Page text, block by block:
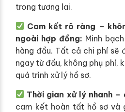
trong tương lai.
Cam kết rõ ràng –
ngoài hợp đồng: Minh
hàng đầu. Tất cả chi phí sẽ
ngay từ đầu, không phụ phí,
quá trình xử lý hồ sơ.
Thời gian xử lý nhanh –
cam kết hoàn tất hồ sơ và